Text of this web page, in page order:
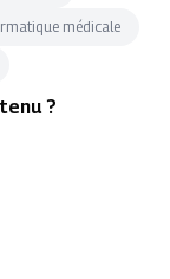
médicale
?